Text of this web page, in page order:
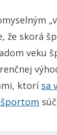
že skorá
veku
ktorí sa